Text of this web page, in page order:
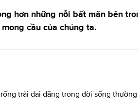
hơn những nỗi bất mãn bên
cầu của chúng ta.
trải dai dẳng trong đời sống